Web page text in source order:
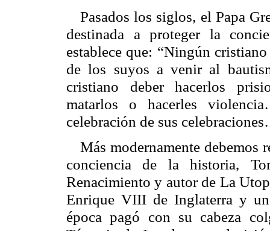
Pasados los siglos, el Papa
destinada a proteger la
establece que: “Ningún
de los suyos a venir al
cristiano deber hacerlos
matarlos o hacerles
celebración de sus
Más modernamente debemos
conciencia de la historia,
Renacimiento y autor de La
Enrique VIII de Inglaterra y
época pagó con su cabeza